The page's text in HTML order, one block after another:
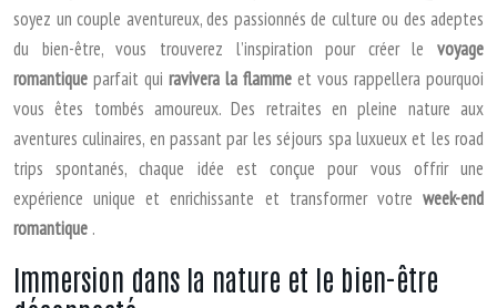
soyez un couple aventureux, des passionnés de culture ou des adeptes
du bien-être, vous trouverez l’inspiration pour créer le voyage
romantique parfait qui ravivera la flamme et vous rappellera pourquoi
vous êtes tombés amoureux. Des retraites en pleine nature aux
aventures culinaires, en passant par les séjours spa luxueux et les road
trips spontanés, chaque idée est conçue pour vous offrir une
expérience unique et enrichissante et transformer votre week-end
romantique .
Immersion dans la nature et le bien-être